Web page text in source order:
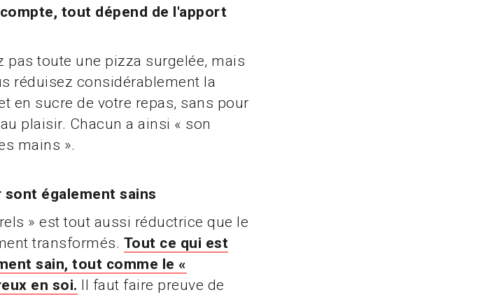
tout dépend de l'apport
pas toute une pizza surgelée, mais
réduisez considérablement la
en sucre de votre repas, sans pour
plaisir. Chacun a ainsi « son
mains ».
également sains
» est tout aussi réductrice que le
transformés. Tout ce qui est
sain, tout comme le «
en soi. Il faut faire preuve de